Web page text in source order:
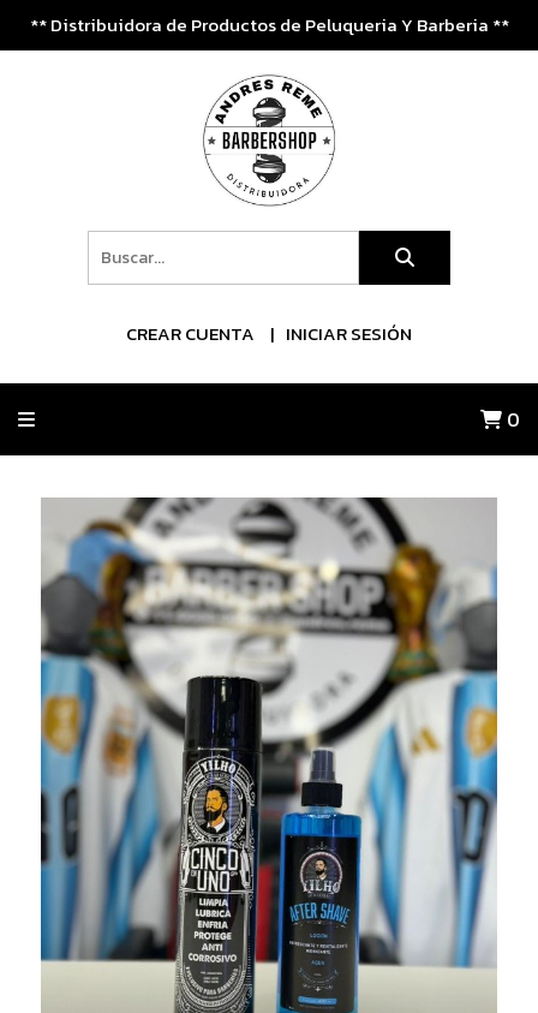
** Distribuidora de Productos de Peluqueria Y Barberia **
CREAR CUENTA INICIAR SESIÓN
0